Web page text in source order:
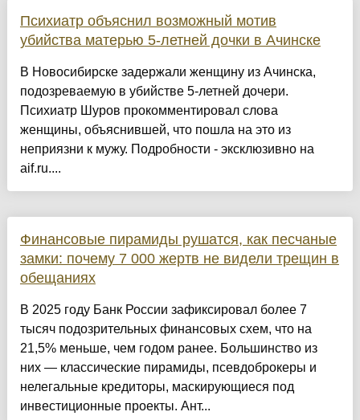
Психиатр объяснил возможный мотив
убийства матерью 5-летней дочки в Ачинске
В Новосибирске задержали женщину из Ачинска,
подозреваемую в убийстве 5-летней дочери.
Психиатр Шуров прокомментировал слова
женщины, объяснившей, что пошла на это из
неприязни к мужу. Подробности - эксклюзивно на
aif.ru....
Финансовые пирамиды рушатся, как песчаные
замки: почему 7 000 жертв не видели трещин в
обещаниях
В 2025 году Банк России зафиксировал более 7
тысяч подозрительных финансовых схем, что на
21,5% меньше, чем годом ранее. Большинство из
них — классические пирамиды, псевдоброкеры и
нелегальные кредиторы, маскирующиеся под
инвестиционные проекты. Ант...